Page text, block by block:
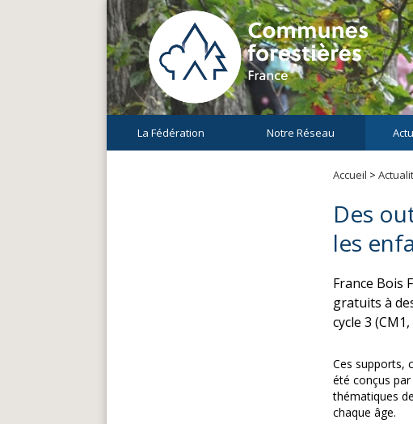
La Fédération Notre Réseau
Accueil >
Des
les
France Bois
gratuits à
cycle 3
Ces supports,
été conçus
thématiques
chaque âge.